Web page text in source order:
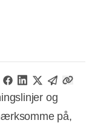
og
på,